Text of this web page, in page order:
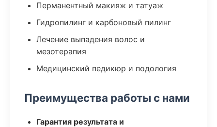
Перманентный макияж и татуаж
Гидропилинг и карбоновый пилинг
Лечение выпадения волос и
мезотерапия
Медицинский педикюр и подология
Преимущества работы с нами
Гарантия результата и